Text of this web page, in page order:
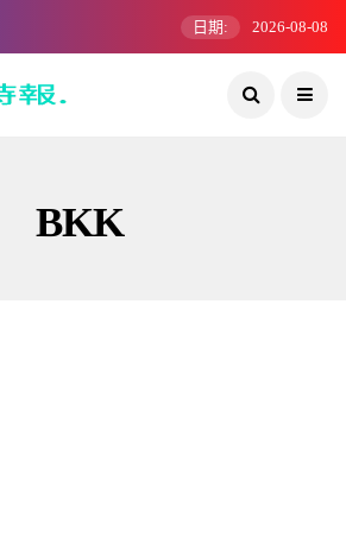
日期: 2026-08-08
BKK